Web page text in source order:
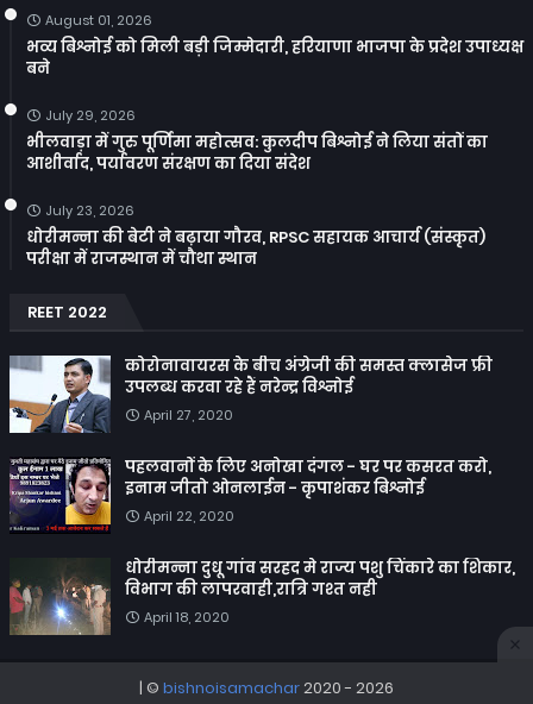
August 01, 2026
भव्य बिश्नोई को मिली बड़ी जिम्मेदारी, हरियाणा भाजपा के प्रदेश उपाध्यक्ष
बने
July 29, 2026
भीलवाड़ा में गुरु पूर्णिमा महोत्सव: कुलदीप बिश्नोई ने लिया संतों का
आशीर्वाद, पर्यावरण संरक्षण का दिया संदेश
July 23, 2026
धोरीमन्ना की बेटी ने बढ़ाया गौरव, RPSC सहायक आचार्य (संस्कृत)
परीक्षा में राजस्थान में चौथा स्थान
REET 2022
कोरोनावायरस के बीच अंग्रेजी की समस्त क्लासेज फ्री
उपलब्ध करवा रहे हैं नरेन्द्र विश्नोई
April 27, 2020
पहलवानों के लिए अनोखा दंगल - घर पर कसरत करो,
इनाम जीतो ओनलाईन - कृपाशंकर बिश्नोई
April 22, 2020
धोरीमन्ना दुधू गांव सरहद मे राज्य पशु चिंकारे का शिकार,
विभाग की लापरवाही,रात्रि गश्त नही
April 18, 2020
| © bishnoisamachar2020 - 2026